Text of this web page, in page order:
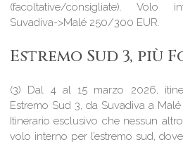
(facoltative/consigliate). Volo
Suvadiva->Malé 250/300 EUR.
Estremo Sud 3, più
(3) Dal 4 al 15 marzo 2026,
Estremo Sud 3, da Suvadiva a
Itinerario esclusivo che nessun
volo interno per l’estremo sud,